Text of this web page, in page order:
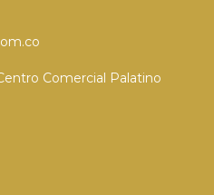
Comercial Palatino